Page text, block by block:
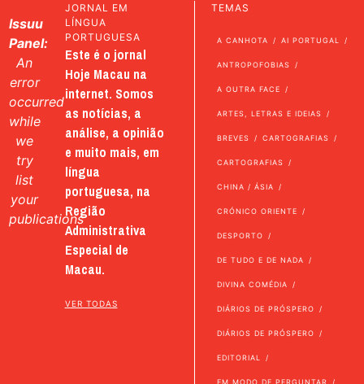
Issuu
Panel:
An
error
occurred
while
we
try
list
your
publications
JORNAL EM
LÍNGUA
PORTUGUESA
Este é o jornal
Hoje Macau na
internet. Somos
as notícias, a
análise, a opinião
e muito mais, em
língua
portuguesa, na
Região
Administrativa
Especial de
Macau.
VER TODAS
TEMAS
A CANHOTA AI PORTUGAL
ANTROPOFOBIAS
A OUTRA FACE
ARTES, LETRAS E IDEIAS
BREVES CARTOGRAFIAS
CARTOGRAFIAS
CHINA / ÁSIA
CRÓNICO ORIENTE
DESPORTO
DE TUDO E DE NADA
DIVINA COMÉDIA
DIÁRIOS DE PRÓSPERO
DIÁRIOS DE PRÓSPERO
EDITORIAL
EM MODO DE PERGUNTAR